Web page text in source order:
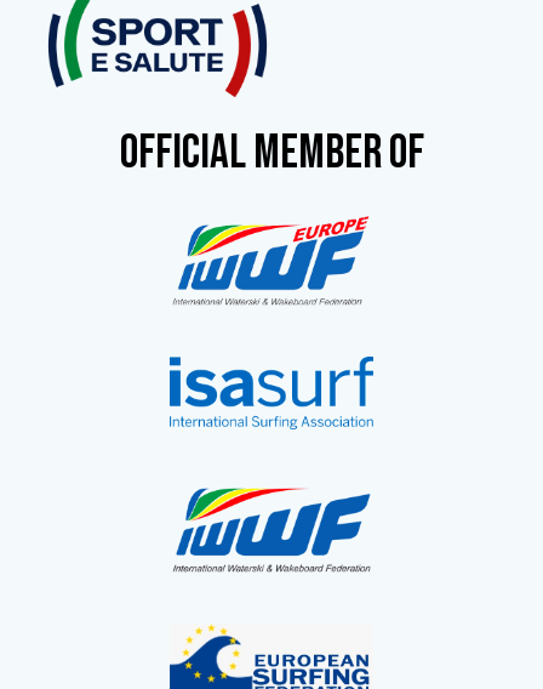
OFFICIAL MEMBER OF